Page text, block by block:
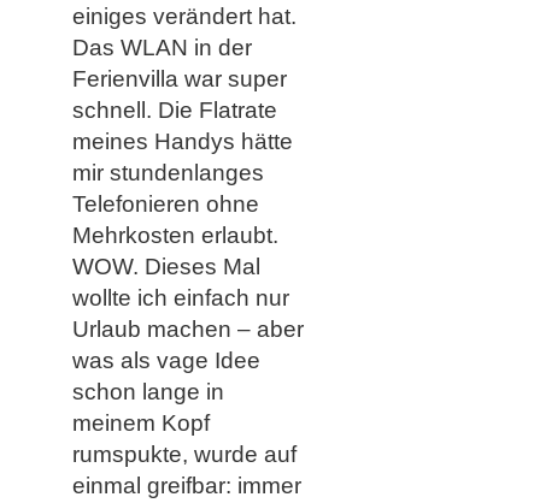
einiges verändert hat.
Das WLAN in der
Ferienvilla war super
schnell. Die Flatrate
meines Handys hätte
mir stundenlanges
Telefonieren ohne
Mehrkosten erlaubt.
WOW. Dieses Mal
wollte ich einfach nur
Urlaub machen – aber
was als vage Idee
schon lange in
meinem Kopf
rumspukte, wurde auf
einmal greifbar: immer